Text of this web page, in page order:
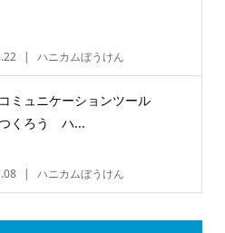
ハニカムぼうけん
ミュニケーションツール
つくろう ハ...
ハニカムぼうけん